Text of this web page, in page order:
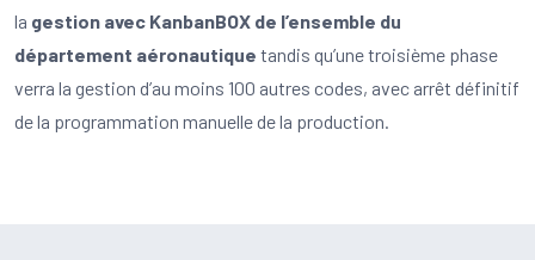
la gestion avec KanbanBOX de l’ensemble du
département aéronautique tandis qu’une troisième phase
verra la gestion d’au moins 100 autres codes, avec arrêt définitif
de la programmation manuelle de la production.